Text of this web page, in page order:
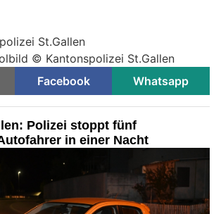
St.Gallen
© Kantonspolizei St.Gallen
Facebook Whatsapp
Polizei stoppt fünf
in einer Nacht